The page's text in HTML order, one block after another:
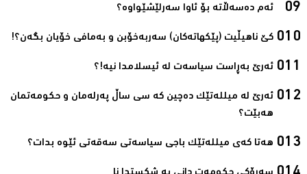
ئەم دەسەڵاتە بۆ ئاوا سەرلێشێواوە؟‌
کێ ناهیڵیت (پێکهاتەکان) سەربەخۆبن و بەمافی خۆیان بگەن؟!‌
ئەرێ بەڕاست سیاسەت لە ئیسلامدا نیە!؟‌
ئەرێ لە میللەتێک دەچین کە سی ساڵ پەرلەمان و حکومەتمان
هەبێت؟‌
هەتا کەی میللەتێک باجی سیاسەتی سەقەتی ئێوە بدات؟‌